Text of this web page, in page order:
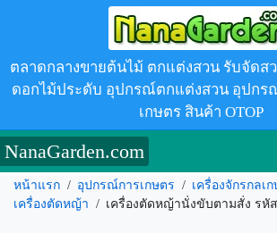
ตลาดกลางขายต้นไม้ ตกแต่งสวน รับจัดส
ดอกไม้ประดับ อุปกรณ์ตกแต่งสวน อุปกร
เกษตร สินค้า OTOP
NanaGarden.com
หน้าแรก / อุปกรณ์การเกษตร / เครื่องจักรกลเ
เครื่องตัดหญ้า / เครื่องตัดหญ้านั่งขับตามสั่ง รหัส